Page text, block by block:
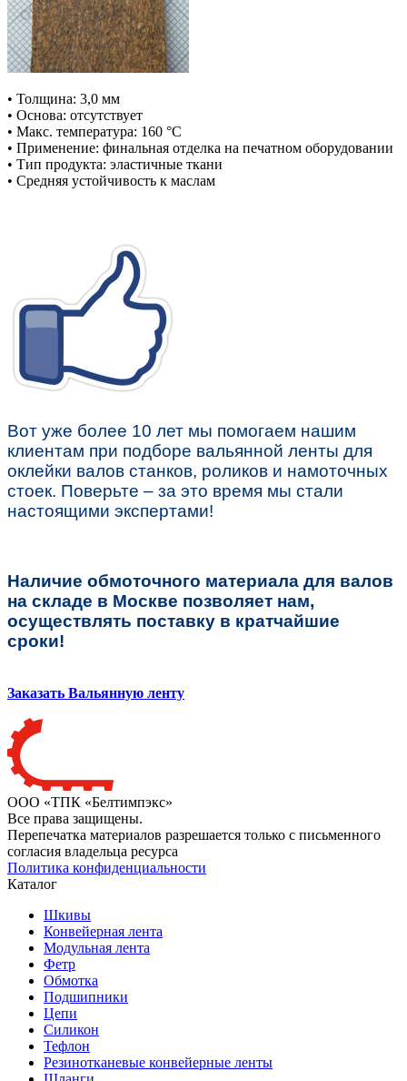
• Толщина: 3,0 мм
• Основа: отсутствует
• Макс. температура: 160 °С
• Применение: финальная отделка на печатном оборудовании
• Тип продукта: эластичные ткани
• Средняя устойчивость к маслам
Вот уже более 10 лет мы помогаем нашим
клиентам при подборе вальянной ленты для
оклейки валов станков, роликов и намоточных
стоек. Поверьте – за это время мы стали
настоящими экспертами!
Наличие обмоточного материала для валов
на складе в Москве позволяет нам,
осуществлять поставку в кратчайшие
сроки!
Заказать Вальянную ленту
ООО «ТПК «Белтимпэкс»
Все права защищены.
Перепечатка материалов разрешается только с письменного
согласия владельца ресурса
Политика конфиденциальности
Каталог
Шкивы
Конвейерная лента
Модульная лента
Фетр
Обмотка
Подшипники
Цепи
Силикон
Тефлон
Резинотканевые конвейерные ленты